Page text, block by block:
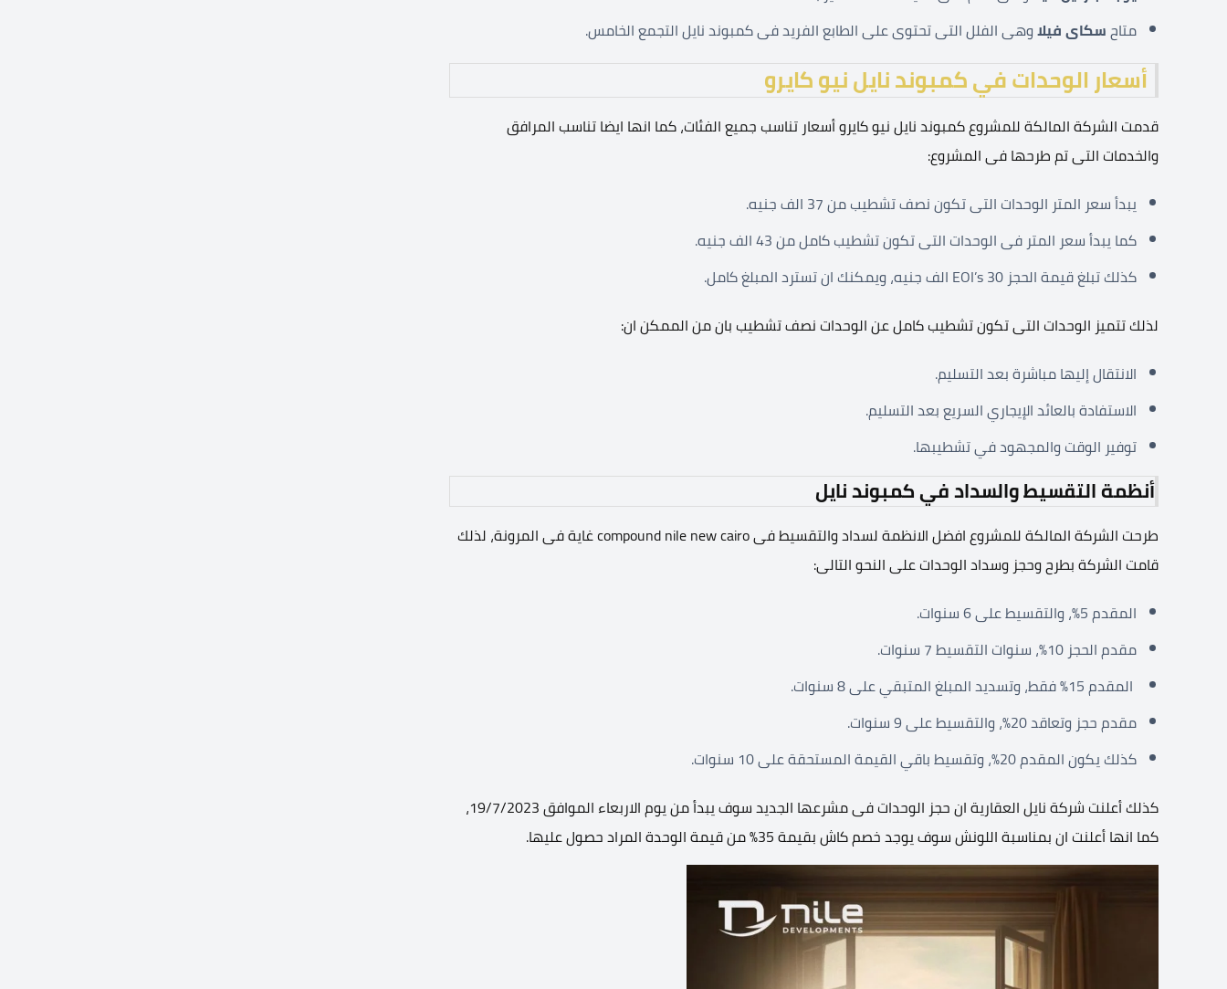
متاحسكاى فيلاوهى الفلل التى تحتوى على الطابع الفريد فى كمبوند نايل التجمع الخامس.
أسعار الوحدات في كمبوند نايل نيو كايرو
قدمت الشركة المالكة للمشروع كمبوند نايل نيو كايرو أسعار تناسب جميع الفئات، كما انها ايضا تناسب المرافق
والخدمات التى تم طرحها فى المشروع:
يبدأ سعر المتر الوحدات التى تكون نصف تشطيب من 37 الف جنيه.
كما يبدأ سعر المتر فى الوحدات التى تكون تشطيب كامل من 43 الف جنيه.
كذلك تبلغ قيمة الحجز EOI’s 30 الف جنيه، ويمكنك ان تسترد المبلغ كامل.
لذلك تتميز الوحدات التى تكون تشطيب كامل عن الوحدات نصف تشطيب بان من الممكن ان:
الانتقال إليها مباشرة بعد التسليم.
الاستفادة بالعائد الإيجاري السريع بعد التسليم.
توفير الوقت والمجهود في تشطيبها.
أنظمة التقسيط والسداد في كمبوند نايل
طرحت الشركة المالكة للمشروع افضل الانظمة لسداد والتقسيط فى compound nile new cairo غاية فى المرونة، لذلك
قامت الشركة بطرح وحجز وسداد الوحدات على النحو التالى:
المقدم 5%، والتقسيط على 6 سنوات.
مقدم الحجز 10%، سنوات التقسيط 7 سنوات.
المقدم 15% فقط، وتسديد المبلغ المتبقي على 8 سنوات.
مقدم حجز وتعاقد 20%، والتقسيط على 9 سنوات.
كذلك يكون المقدم 20%، وتقسيط باقي القيمة المستحقة على 10 سنوات.
كذلك أعلنت شركة نايل العقارية ان حجز الوحدات فى مشرعها الجديد سوف يبدأ من يوم الاربعاء الموافق 19/7/2023،
كما انها أعلنت ان بمناسبة اللونش سوف يوجد خصم كاش بقيمة 35% من قيمة الوحدة المراد حصول عليها.